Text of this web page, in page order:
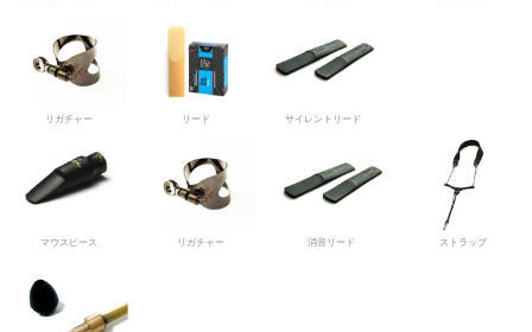
リガチャー リード サイレントリード
マウスピース リガチャー 消音リード ストラップ